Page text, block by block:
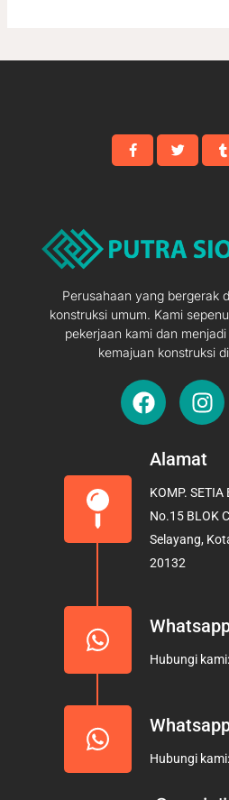
Perusahaan yang bergerak
konstruksi umum. Kami
pekerjaan kami dan
kemajuan konstruksi
F
a
e
o
o
k
I
n
t
g
r
a
Alamat
KOMP.
No.15 BLOK
Selayang,
20132
Hubungi
Hubungi